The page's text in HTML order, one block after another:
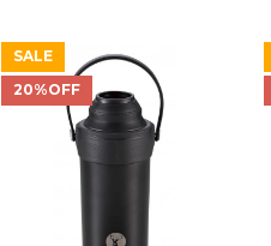
40% Off
SALE
20%OFF